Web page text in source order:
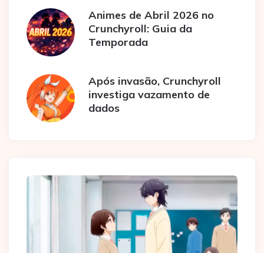
Animes de Abril 2026 no
Crunchyroll: Guia da
Temporada
Após invasão, Crunchyroll
investiga vazamento de
dados